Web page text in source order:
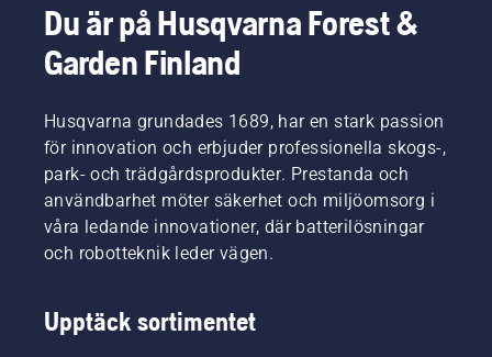
Du är på Husqvarna Forest &
Garden Finland
Husqvarna grundades 1689, har en stark passion
för innovation och erbjuder professionella skogs-,
park- och trädgårdsprodukter. Prestanda och
användbarhet möter säkerhet och miljöomsorg i
våra ledande innovationer, där batterilösningar
och robotteknik leder vägen.
Upptäck sortimentet